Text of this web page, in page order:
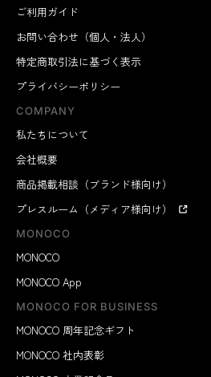
ご利用ガイド
お問い合わせ（個人・法人）
特定商取引法に基づく表示
プライバシーポリシー
COMPANY
私たちについて
会社概要
商品掲載相談（ブランド様向け）
プレスルーム（メディア様向け）
MONOCO
MONOCO
MONOCO App
MONOCO FOR BUSINESS
MONOCO 周年記念ギフト
MONOCO 社内表彰